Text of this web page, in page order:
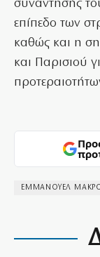
συνάντησής
επίπεδο των
καθώς και η
και Παρισιού
ΕΜΜΑΝΟΥΕΛ